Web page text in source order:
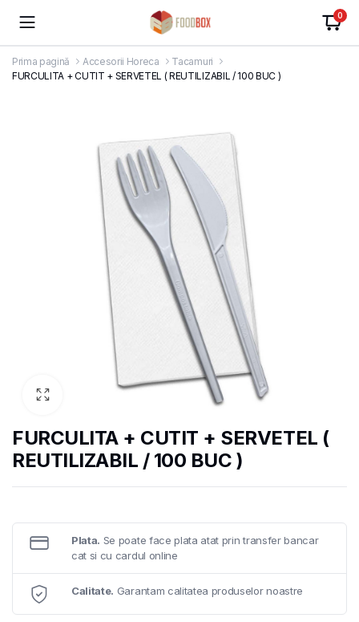
0
Prima pagină Accesorii Horeca
Tacamuri
FURCULITA + CUTIT + SERVETEL ( REUTILIZABIL / 100 BUC )
FURCULITA + CUTIT + SERVETEL (
REUTILIZABIL / 100 BUC )
Plata. Se poate face plata atat prin transfer bancar
cat si cu cardul online
Calitate. Garantam calitatea produselor noastre